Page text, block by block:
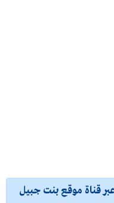
قناة موقع بنت جبيل